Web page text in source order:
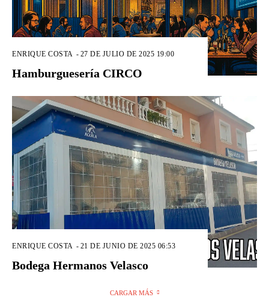
ENRIQUE COSTA - 27 DE JULIO DE 2025 19:00
Hamburguesería CIRCO
ENRIQUE COSTA - 21 DE JUNIO DE 2025 06:53
Bodega Hermanos Velasco
CARGAR MÁS